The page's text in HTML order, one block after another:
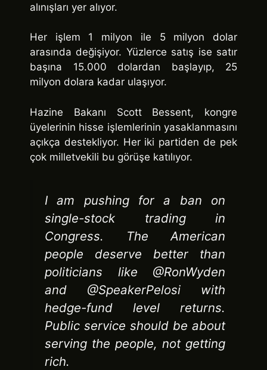
alınışları yer alıyor.
Her işlem 1 milyon ile 5 milyon dolar
arasında değişiyor. Yüzlerce satış ise satır
başına 15.000 dolardan başlayıp, 25
milyon dolara kadar ulaşıyor.
Hazine Bakanı Scott Bessent, kongre
üyelerinin hisse işlemlerinin yasaklanmasını
açıkça destekliyor. Her iki partiden de pek
çok milletvekili bu görüşe katılıyor.
I am pushing for a ban on
single-stock trading in
Congress. The American
people deserve better than
politicians like @RonWyden
and @SpeakerPelosi with
hedge-fund level returns.
Public service should be about
serving the people, not getting
rich.